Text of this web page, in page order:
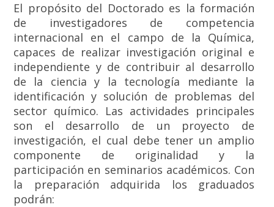
El propósito del Doctorado es la formación
de investigadores de competencia
internacional en el campo de la Química,
capaces de realizar investigación original e
independiente y de contribuir al desarrollo
de la ciencia y la tecnología mediante la
identificación y solución de problemas del
sector químico. Las actividades principales
son el desarrollo de un proyecto de
investigación, el cual debe tener un amplio
componente de originalidad y la
participación en seminarios académicos. Con
la preparación adquirida los graduados
podrán: